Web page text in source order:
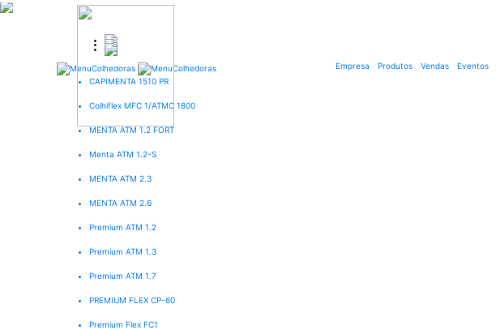
Empresa Produtos Vendas Eventos
CAPIMENTA 1510 PR
Colhiflex MFC 1/ATMC 1800
MENTA ATM 1.2 FORT
Menta ATM 1.2-S
MENTA ATM 2.3
MENTA ATM 2.6
Premium ATM 1.2
Premium ATM 1.3
Premium ATM 1.7
PREMIUM FLEX CP-60
Premium Flex FC1